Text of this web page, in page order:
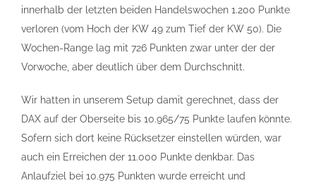
innerhalb der letzten beiden Handelswochen 1.200 Punkte
verloren (vom Hoch der KW 49 zum Tief der KW 50). Die
Wochen-Range lag mit 726 Punkten zwar unter der der
Vorwoche, aber deutlich über dem Durchschnitt.
Wir hatten in unserem Setup damit gerechnet, dass der
DAX auf der Oberseite bis 10.965/75 Punkte laufen könnte.
Sofern sich dort keine Rücksetzer einstellen würden, war
auch ein Erreichen der 11.000 Punkte denkbar. Das
Anlaufziel bei 10.975 Punkten wurde erreicht und